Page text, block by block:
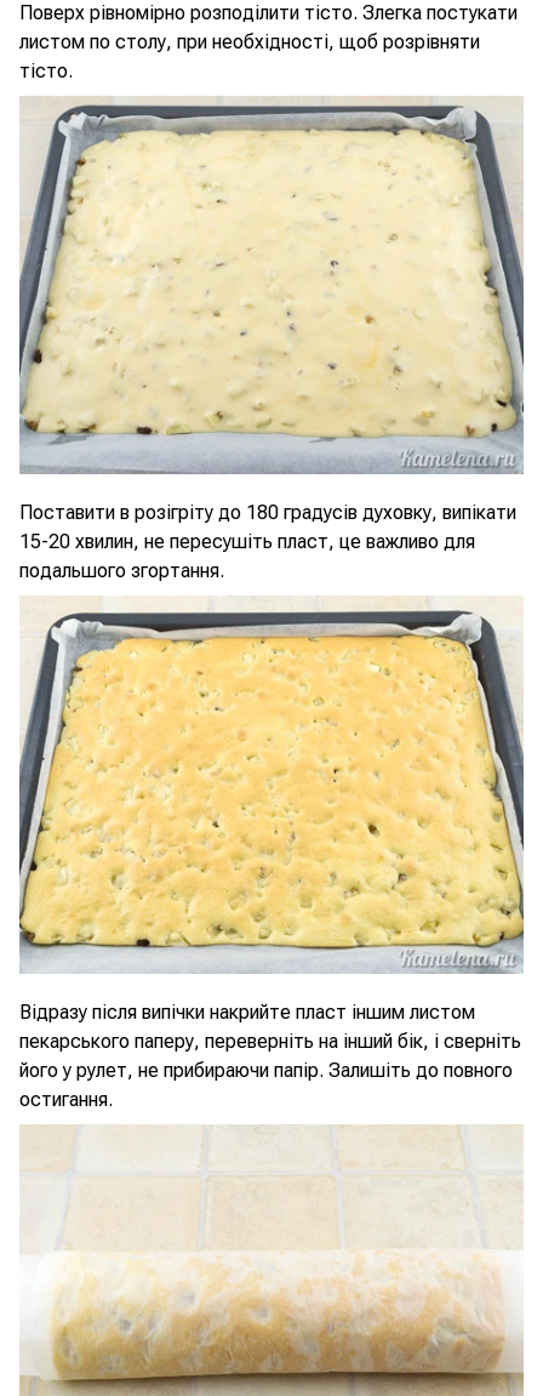
Поверх рівномірно розподілити тісто. Злегка постукати
листом по столу, при необхідності, щоб розрівняти
тісто.
Поставити в розігріту до 180 градусів духовку, випікати
15-20 хвилин, не пересушіть пласт, це важливо для
подальшого згортання.
Відразу після випічки накрийте пласт іншим листом
пекарського паперу, переверніть на інший бік, і сверніть
його у рулет, не прибираючи папір. Залишіть до повного
остигання.